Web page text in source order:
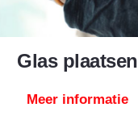
Glas plaatsen
Meer informatie